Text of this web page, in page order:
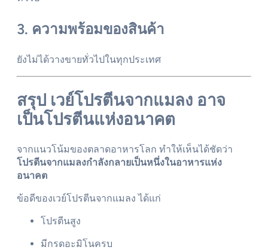
3. ความพร้อมของสินค้า
ยังไม่ได้วางขายทั่วไปในทุกประเทศ
สรุป เวย์โปรตีนจากแมลง อาจ
เป็นโปรตีนแห่งอนาคต
จากแนวโน้มของตลาดอาหารโลก ทำให้เห็นได้ชัดว่า
โปรตีนจากแมลงกำลังกลายเป็นหนึ่งในอาหารแห่ง
อนาคต
ข้อดีของเวย์โปรตีนจากแมลง ได้แก่
โปรตีนสูง
มีกรดอะมิโนครบ